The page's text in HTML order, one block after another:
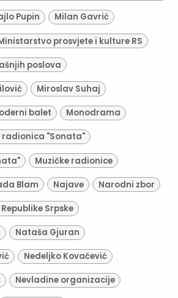
Pupin Milan Gavrić
prosvjete i kulture RS
poslova
Miroslav Suhaj
balet Monodrama
radionica "Sonata"
Muzičke radionice
Blam Najave Narodni zbor
Srpske
Nataša Gjuran
Nedeljko Kovačević
Nevladine organizacije